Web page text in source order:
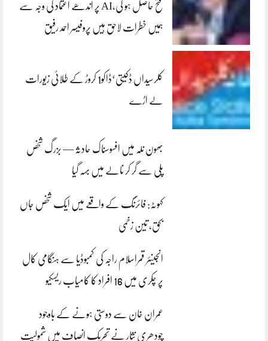
فتح حاصل ہو گی،AI پر اندھے اعتماد کی وجہ سے
ہمیں خطرات لاحق ہیں پروفیسر احمد رفیق
کلرسیداں ڈکیتی‘ڈاکو1 کروڑ کے طلائی زیورات
لے اڑے
بھون نلہ میں افسوسناک حادثہ — بزرگ شخص
پلی سے گر کر نالے میں بہہ گیا
کہوٹہ: فائرنگ کے واقعے میں ایک شخص جاں
بحق، تین زخمی
انجینئر قمراسلام راجہ کی کمبوڈیا سے ہنگامی کال
پر چکری میں 16 افراد کا کامیاب ریسکیو
عمران خان سے دوستی ہونے کے باوجود
چودھری نثار نے تحریک انصاف میں شمولیت